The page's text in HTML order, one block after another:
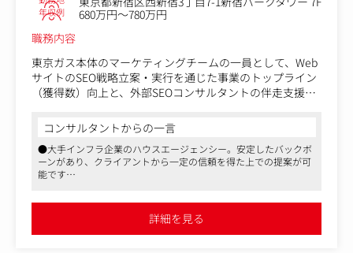
年収例
680万円～780万円
職務内容
東京ガス本体のマーケティングチームの一員として、Web
サイトのSEO戦略立案・実行を通じた事業のトップライン
（獲得数）向上と、外部SEOコンサルタントの伴走支援を
ます。
■業務詳細
・ガス・電気の新規獲得（CVR・CV数向上）を目的とした
SEO戦略の立案・実行
れに適応したコンテンツ企画・情報設計
・UI/UX改善、テクニカルSEO対策、コンテンツマーケテ
コンサルタントからの一言
●大手インフラ企業のハウスエージェンシー。安定したバックボ
ーンがあり、クライアントから一定の信頼を得た上での提案が可
能です
●フレックスタイム制や残業代全額支給など、労働環境も良好で
詳細を見る